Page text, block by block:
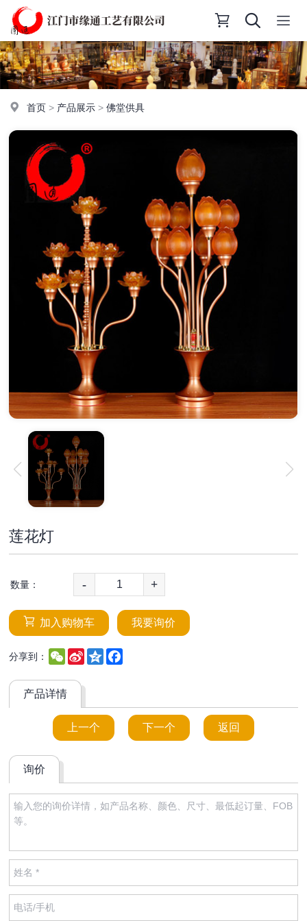
首页 > 产品展示 >佛堂供具
莲花灯
数量： - +
加入购物车 我要询价
分享到： WeChat
Sina
Weibo
Qzone
产品详情
上一个 下一个 返回
询价